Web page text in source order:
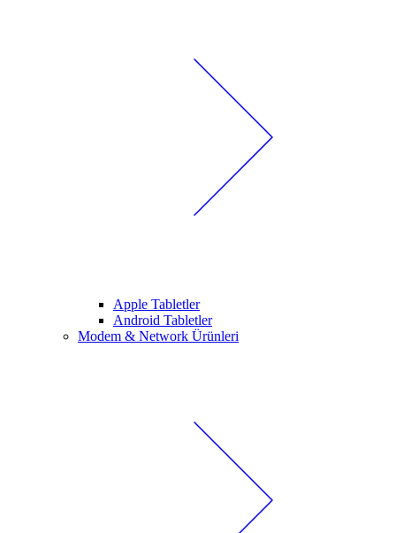
Apple Tabletler
Android Tabletler
Modem & Network Ürünleri